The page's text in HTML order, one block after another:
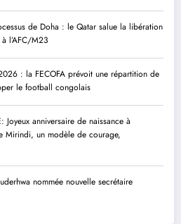
de Doha : le Qatar salue la libération
l’AFC/M23
: la FECOFA prévoit une répartition de
le football congolais
Joyeux anniversaire de naissance à
Mirindi, un modèle de courage,
nommée nouvelle secrétaire